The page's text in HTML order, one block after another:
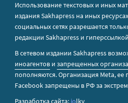
Использование текстовых и иных
издания Sakhapress на иных
социальных сетях разрешается
редакции Sakhapress и
В сетевом издании Sakhapress
иноагентов и запрещенных
пополняются. Организация Metа, ее
Facebook запрещены в РФ за
Разработка сайта: iolky